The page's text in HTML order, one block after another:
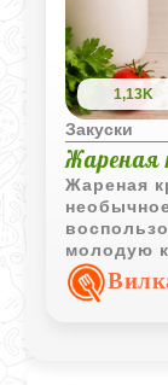
1,13K
Закуски
Жареная
Жареная
молодую
зелень